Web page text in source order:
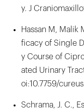
y. J
Hassan M, Malik
ficacy of Single
y Course of
ated Urinary
oi:10.7759/
Schrama, J. C.,